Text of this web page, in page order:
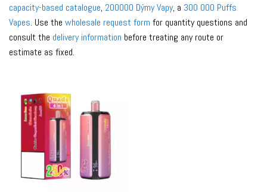
capacity-based catalogue, 200000 Dýmy Vapy, a 300 000 Puffs
Vapes. Use the wholesale request form for quantity questions and
consult the delivery information before treating any route or
estimate as fixed.